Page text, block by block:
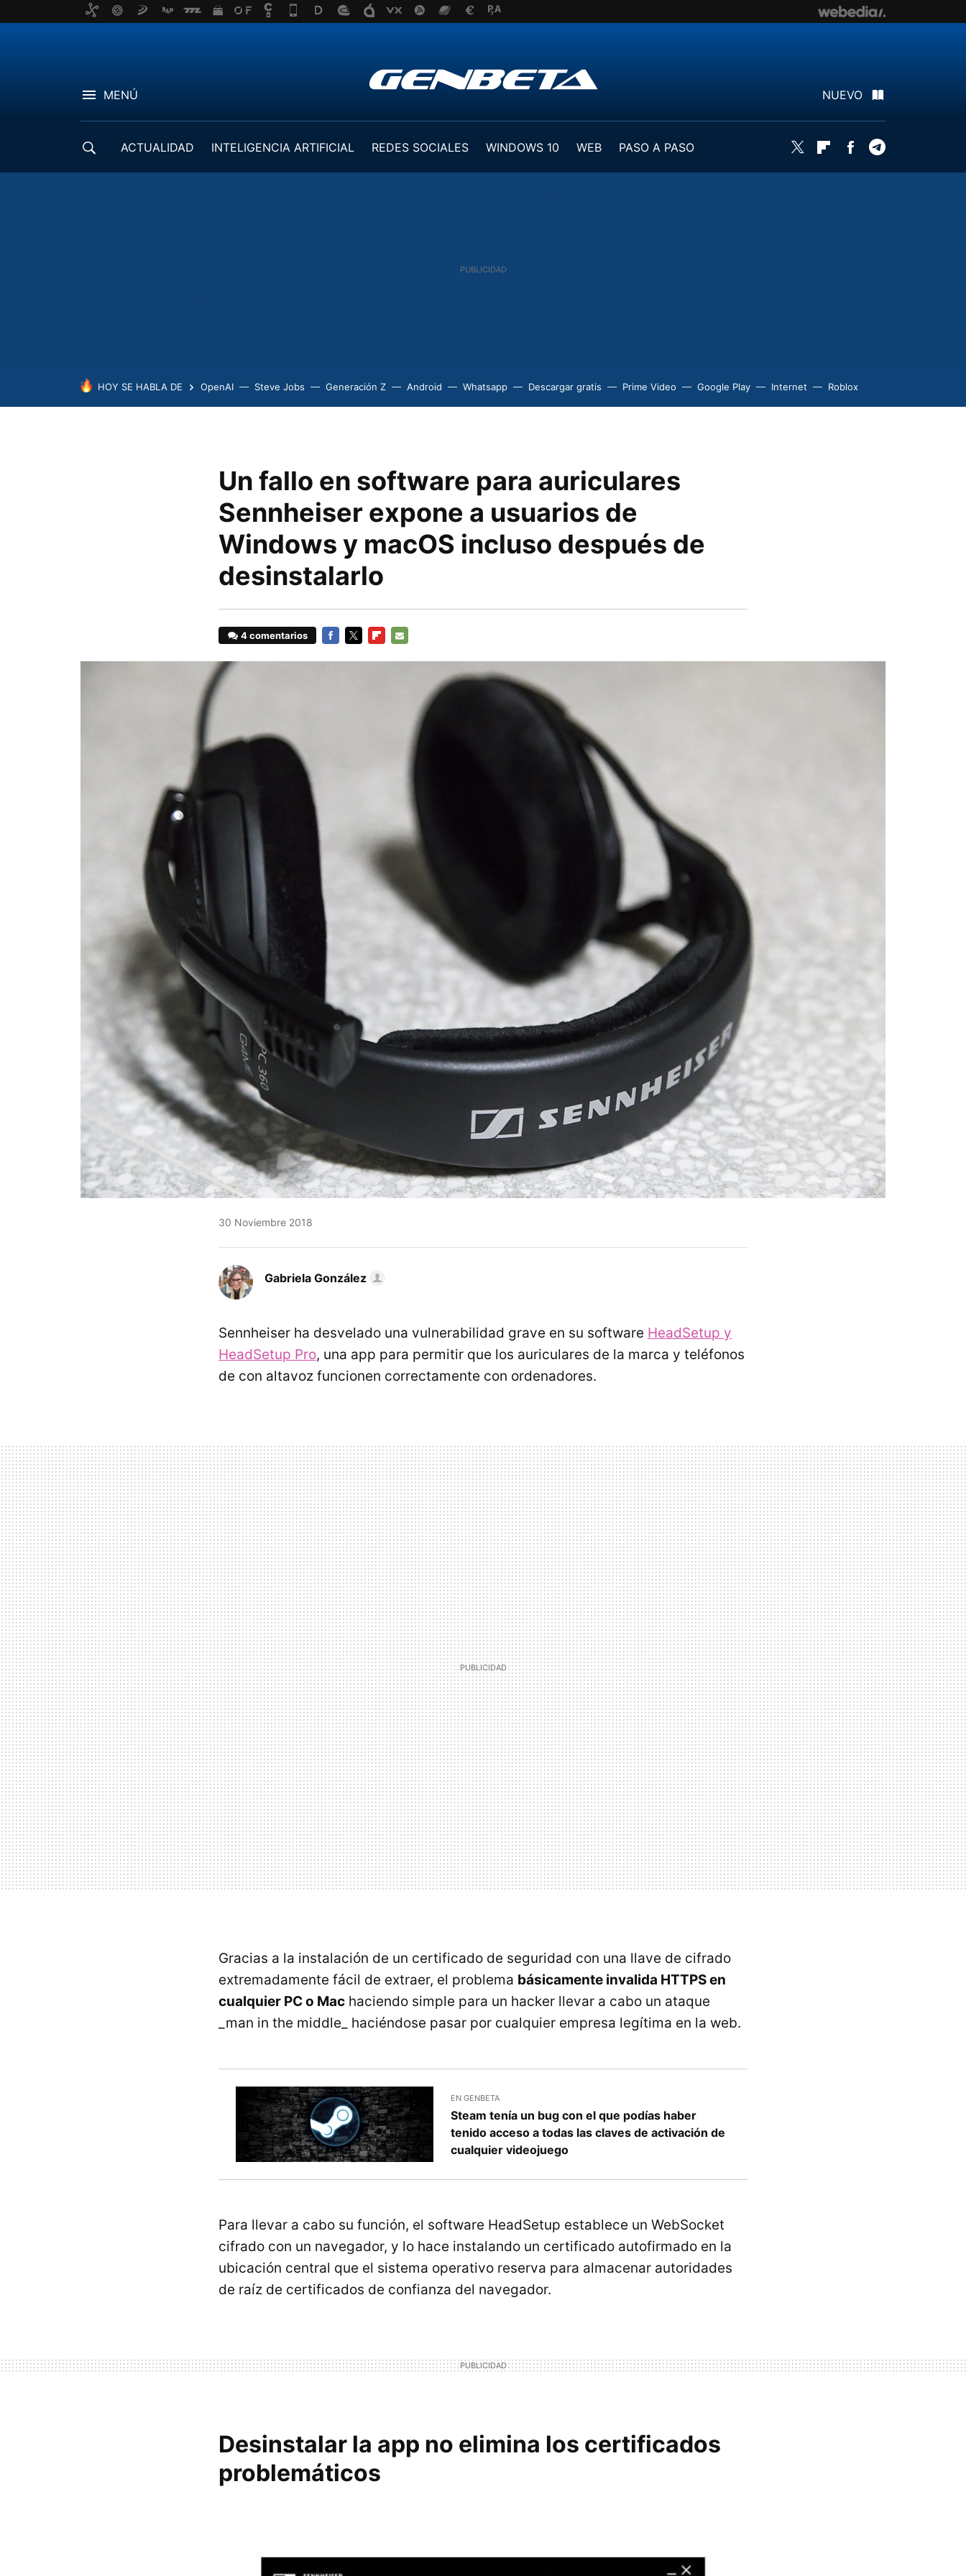
MENÚ NUEVO
ACTUALIDAD INTELIGENCIA ARTIFICIAL REDES SOCIALES WINDOWS 10 WEB
PASO A PASO
Twitter FlipboardFacebook
HOY SE HABLA DE OpenAI Steve Jobs Generación Z Android Whatsapp Descargar gratis Prime Video Google Play Internet Roblox
Un fallo en software para auriculares
Sennheiser expone a usuarios de
Windows y macOS incluso después de
desinstalarlo
4 comentarios
30 Noviembre 2018
Gabriela González
Sennheiser ha desvelado una vulnerabilidad grave en su software HeadSetup y
HeadSetup Pro, una app para permitir que los auriculares de la marca y teléfonos
de con altavoz funcionen correctamente con ordenadores.
Gracias a la instalación de un certificado de seguridad con una llave de cifrado
extremadamente fácil de extraer, el problema básicamente invalida HTTPS en
cualquier PC o Mac haciendo simple para un hacker llevar a cabo un ataque
_man in the middle_ haciéndose pasar por cualquier empresa legítima en la web.
EN GENBETA
Steam tenía un bug con el que podías haber
tenido acceso a todas las claves de activación de
cualquier videojuego
Para llevar a cabo su función, el software HeadSetup establece un WebSocket
cifrado con un navegador, y lo hace instalando un certificado autofirmado en la
ubicación central que el sistema operativo reserva para almacenar autoridades
de raíz de certificados de confianza del navegador.
Desinstalar la app no elimina los certificados
problemáticos